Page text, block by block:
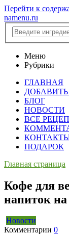
Перейти к
namenu.ru
Меню
Рубрики
ГЛАВНАЯ
БЛОГ
НОВОСТИ
ВСЕ
ПОДАРОК
Главная страница
Кофе для
напиток
Новости
Комментарии 0